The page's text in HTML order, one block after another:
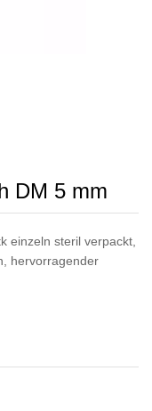
DM 5 mm
einzeln steril verpackt,
hervorragender